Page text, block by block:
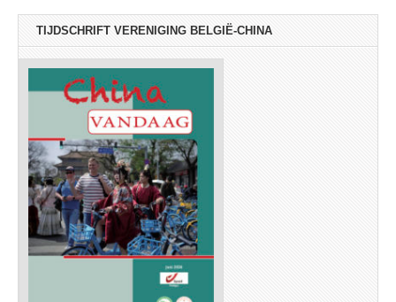
TIJDSCHRIFT VERENIGING BELGIË-CHINA